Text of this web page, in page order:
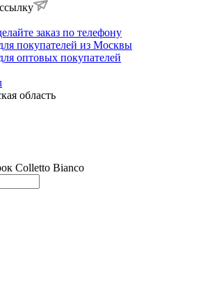
заказ по телефону
покупателей из Москвы
оптовых покупателей
область
Colletto Bianco